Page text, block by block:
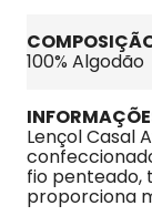
100% Algodão
Lençol Casal
fio penteado,
proporciona